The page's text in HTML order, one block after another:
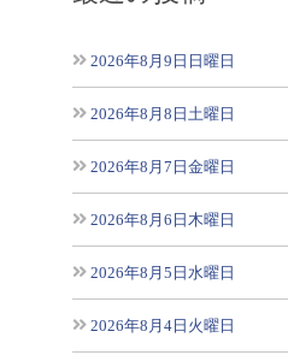
2026年8月9日日曜日
2026年8月8日土曜日
2026年8月7日金曜日
2026年8月6日木曜日
2026年8月5日水曜日
2026年8月4日火曜日